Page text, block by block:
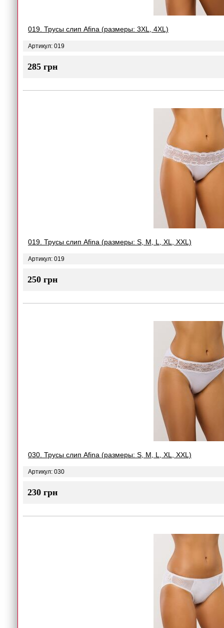
019. Трусы слип Afina (размеры: 3XL, 4XL)
Артикул: 019
285 грн
019. Трусы слип Afina (размеры: S, M, L, XL, XXL)
Артикул: 019
250 грн
030. Трусы слип Afina (размеры: S, M, L, XL, XXL)
Артикул: 030
230 грн